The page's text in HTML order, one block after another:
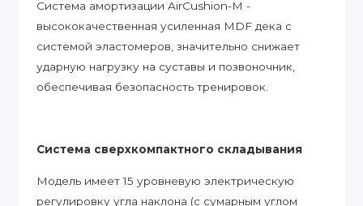
Система амортизации AirCushion-M -
высококачественная усиленная MDF дека с
системой эластомеров, значительно снижает
ударную нагрузку на суставы и позвоночник,
обеспечивая безопасность тренировок.
Система сверхкомпактного складывания
Модель имеет 15 уровневую электрическую
регулировку угла наклона (с сумарным углом